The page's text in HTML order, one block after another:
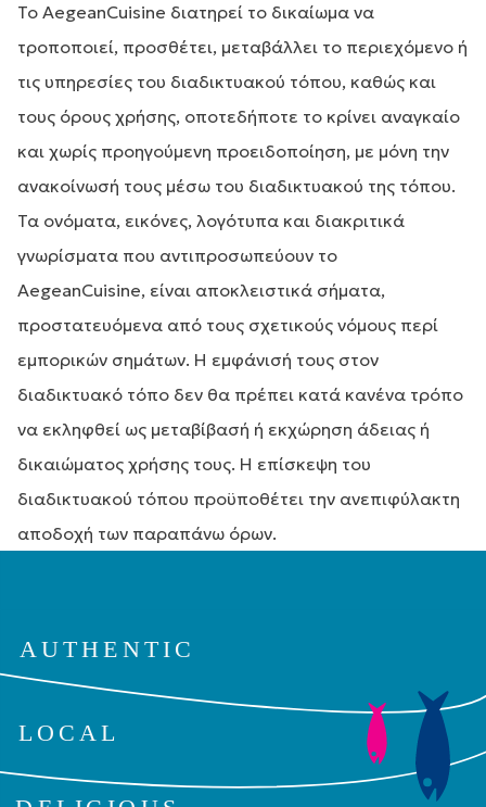
Το AegeanCuisine διατηρεί το δικαίωμα να
τροποποιεί, προσθέτει, μεταβάλλει το περιεχόμενο ή
τις υπηρεσίες του διαδικτυακού τόπου, καθώς και
τους όρους χρήσης, οποτεδήποτε το κρίνει αναγκαίο
και χωρίς προηγούμενη προειδοποίηση, με μόνη την
ανακοίνωσή τους μέσω του διαδικτυακού της τόπου.
Τα ονόματα, εικόνες, λογότυπα και διακριτικά
γνωρίσματα που αντιπροσωπεύουν το
AegeanCuisine, είναι αποκλειστικά σήματα,
προστατευόμενα από τους σχετικούς νόμους περί
εμπορικών σημάτων. Η εμφάνισή τους στον
διαδικτυακό τόπο δεν θα πρέπει κατά κανένα τρόπο
να εκληφθεί ως μεταβίβασή ή εκχώρηση άδειας ή
δικαιώματος χρήσης τους. Η επίσκεψη του
διαδικτυακού τόπου προϋποθέτει την ανεπιφύλακτη
αποδοχή των παραπάνω όρων.